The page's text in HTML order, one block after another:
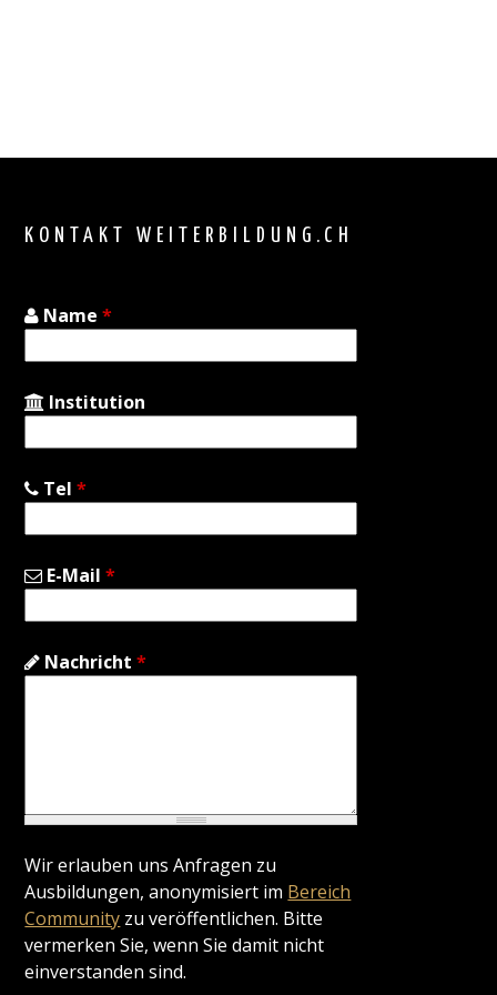
KONTAKT WEITERBILDUNG.CH
Name*
Institution
Tel*
E-Mail*
Nachricht*
Wir erlauben uns Anfragen zu
Ausbildungen, anonymisiert im Bereich
Community zu veröffentlichen. Bitte
vermerken Sie, wenn Sie damit nicht
einverstanden sind.